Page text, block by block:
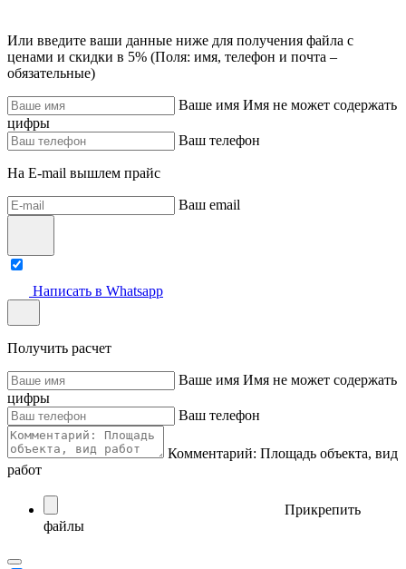
Или введите ваши данные ниже для получения файла с
ценами и скидки в 5% (Поля: имя, телефон и почта –
обязательные)
Ваше имя Имя не может содержать
цифры
Ваш телефон
На E-mail вышлем прайс
Ваш email
Написать в Whatsapp
Получить расчет
Ваше имя Имя не может содержать
цифры
Ваш телефон
Комментарий: Площадь объекта, вид
работ
Прикрепить
файлы